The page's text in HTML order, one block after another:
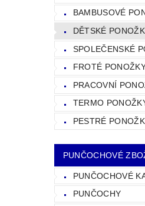
BAMBUSOVÉ
DĚTSKÉ
SPOLEČENSKÉ
FROTÉ
PRACOVNÍ
TERMO
PESTRÉ
PUNČOCHOVÉ
PUNČOCHOVÉ
PUNČOCHY